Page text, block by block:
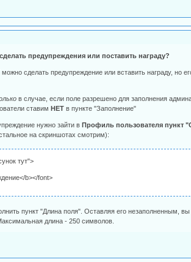
предупреждения или поставить награду?
сделать предупреждение или вставить награду, но
в случае, если поле разрешено для заполнения
ставимНЕТ в пункте "Заполнение"
нужно зайти вПрофиль пользователя пункт
на скриншотах смотрим):
тут">
b></font>
пункт "Длина поля". Оставляя его незаполненным,
длина - 250 символов.